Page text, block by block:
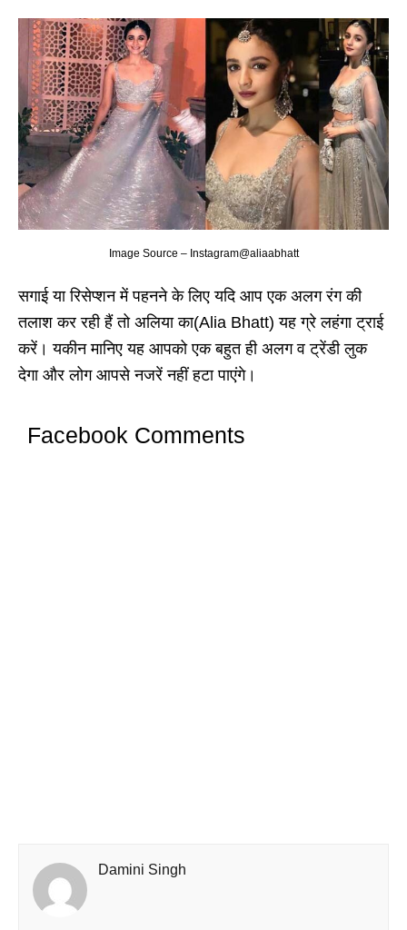
Image Source – Instagram@aliaabhatt
सगाई या रिसेप्शन में पहनने के लिए यदि आप एक अलग रंग की
तलाश कर रही हैं तो अलिया का(Alia Bhatt) यह ग्रे लहंगा ट्राई
करें। यकीन मानिए यह आपको एक बहुत ही अलग व ट्रेंडी लुक
देगा और लोग आपसे नजरें नहीं हटा पाएंगे।
Facebook Comments
Damini Singh